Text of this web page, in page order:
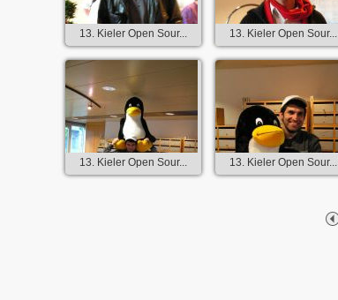
13. Kieler Open Sour... 13. Kieler Open Sour...
13. Kieler Open Sour... 13. Kieler Open Sour...